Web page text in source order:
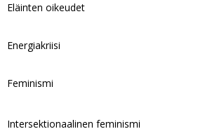
Eläinten oikeudet
Energiakriisi
Feminismi
Intersektionaalinen feminismi